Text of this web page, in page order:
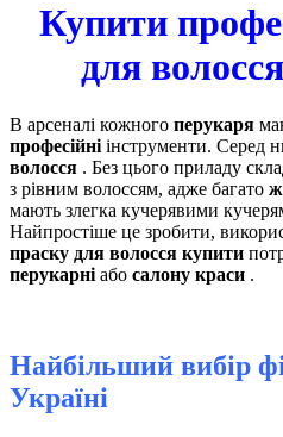
Купити
для
В арсеналі кожного перукаря
професійніінструменти. Серед
волосся . Без цього приладу
з рівним волоссям, адже багато
мають злегка кучерявими
Найпростіше це зробити,
праску для волосся купити
перукарніабо салону краси .
Найбільший вибір
Україні